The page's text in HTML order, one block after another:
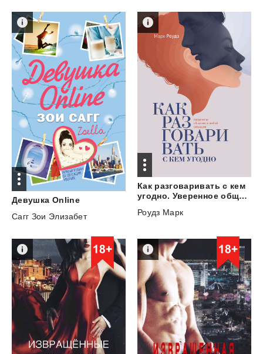
Девушка Online
Сагг Зои Элизабет
Как разговаривать с кем
угодно. Уверенное общение в любой ситуации
Роудз Марк